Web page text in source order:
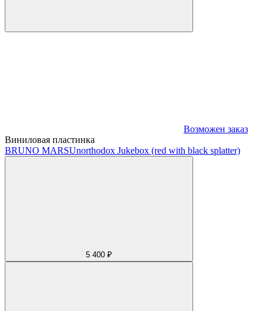
Возможен заказ
Виниловая пластинка
BRUNO MARSUnorthodox Jukebox (red with black splatter)
5 400 ₽